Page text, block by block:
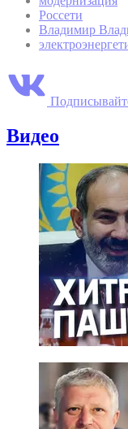
Россети
Владимир
Видео